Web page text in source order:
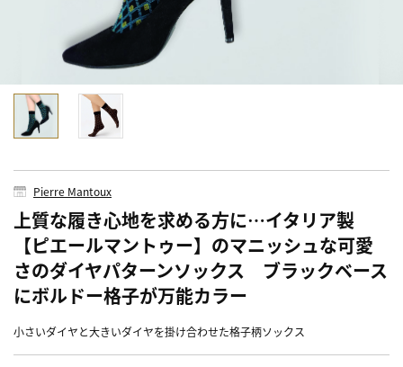
Pierre Mantoux
上質な履き心地を求める方に…イタリア製
【ピエールマントゥー】のマニッシュな可愛
さのダイヤパターンソックス ブラックベース
にボルドー格子が万能カラー
小さいダイヤと大きいダイヤを掛け合わせた格子柄ソックス